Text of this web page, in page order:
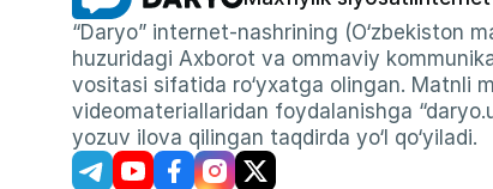
“Daryo” internet-nashrining (O‘zbekiston
huzuridagi Axborot va ommaviy
vositasi sifatida ro‘yxatga olingan. Matnli
videomateriallaridan foydalanishga
yozuv ilova qilingan taqdirda yo‘l qo‘yiladi.